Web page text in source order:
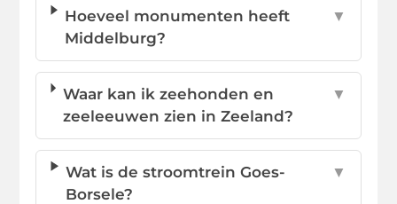
Hoeveel monumenten heeft
Middelburg?
▼
Waar kan ik zeehonden en
zeeleeuwen zien in Zeeland?
▼
Wat is de stroomtrein Goes-
Borsele?
▼